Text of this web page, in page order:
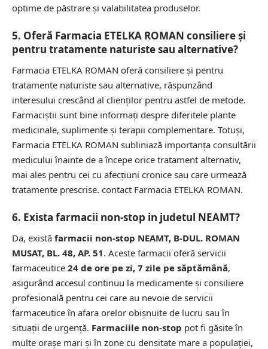
optime de păstrare și valabilitatea produselor.
5. Oferă Farmacia ETELKA ROMAN consiliere și
pentru tratamente naturiste sau alternative?
Farmacia ETELKA ROMAN oferă consiliere și pentru
tratamente naturiste sau alternative, răspunzând
interesului crescând al clienților pentru astfel de metode.
Farmaciștii sunt bine informați despre diferitele plante
medicinale, suplimente și terapii complementare. Totuși,
Farmacia ETELKA ROMAN subliniază importanța consultării
medicului înainte de a începe orice tratament alternativ,
mai ales pentru cei cu afecțiuni cronice sau care urmează
tratamente prescrise. contact Farmacia ETELKA ROMAN.
6. Exista farmacii non-stop in judetul NEAMT?
Da, există farmacii non-stop NEAMT, B-DUL. ROMAN
MUSAT, BL. 48, AP. 51. Aceste farmacii oferă servicii
farmaceutice 24 de ore pe zi, 7 zile pe săptămână,
asigurând accesul continuu la medicamente și consiliere
profesională pentru cei care au nevoie de servicii
farmaceutice în afara orelor obișnuite de lucru sau în
situații de urgență. Farmaciile non-stop pot fi găsite în
multe orașe mari și în zone cu densitate mare a populației,